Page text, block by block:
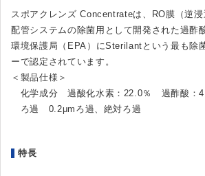
スポアクレンズ Concentrateは、RO膜（逆浸
配管システムの除菌用として開発された過酢
環境保護局（EPA）にSterilantという最も除
ーで認定されています。
＜製品仕様＞
化学成分 過酸化水素：22.0％ 過酢酸：
ろ過 0.2μmろ過、絶対ろ過
特長